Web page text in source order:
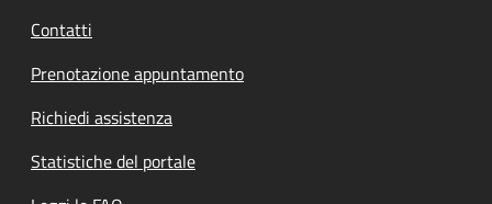
Contatti
Prenotazione appuntamento
Richiedi assistenza
Statistiche del portale